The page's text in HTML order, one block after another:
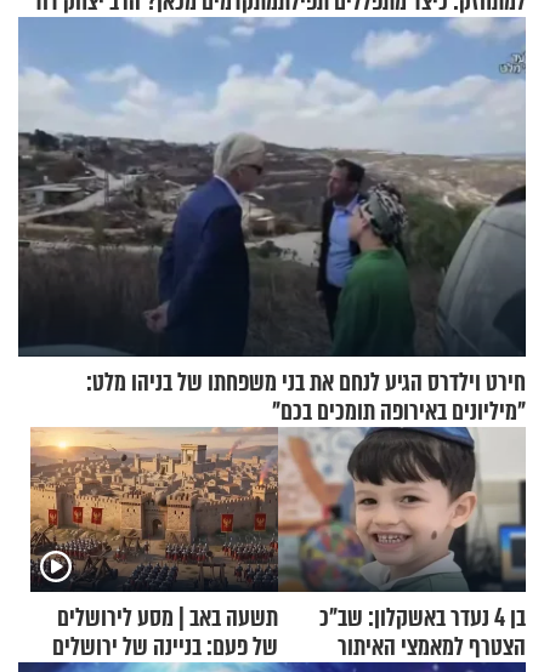
שמונה עשרה?
גרוסמן בשיחה מיוחדת
חירט וילדרס הגיע לנחם את בני משפחתו של בניהו מלט:
"מיליונים באירופה תומכים בכם"
בן 4 נעדר באשקלון: שב"כ
הצטרף למאמצי האיתור
תשעה באב | מסע לירושלים
של פעם: בניינה של ירושלים